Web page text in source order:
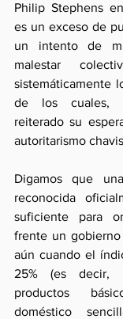
Philip Stephens
es un exceso de
un intento de
malestar
sistemáticamente
de los cuales,
reiterado su
autoritarismo
Digamos que
reconocida
suficiente para
frente un
aún cuando el
25% (es decir,
productos
doméstico